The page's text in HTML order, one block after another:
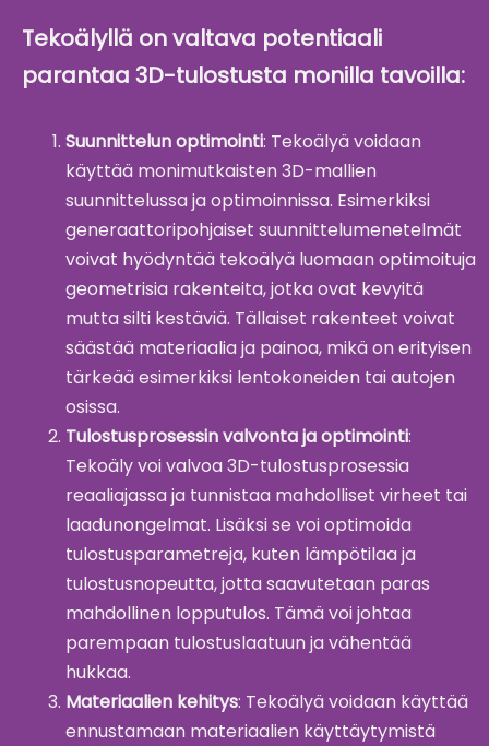
Tekoälyllä on valtava potentiaali
parantaa 3D-tulostusta monilla tavoilla:
Suunnittelun optimointi: Tekoälyä voidaan
käyttää monimutkaisten 3D-mallien
suunnittelussa ja optimoinnissa. Esimerkiksi
generaattoripohjaiset suunnittelumenetelmät
voivat hyödyntää tekoälyä luomaan optimoituja
geometrisia rakenteita, jotka ovat kevyitä
mutta silti kestäviä. Tällaiset rakenteet voivat
säästää materiaalia ja painoa, mikä on erityisen
tärkeää esimerkiksi lentokoneiden tai autojen
osissa.
Tulostusprosessin valvonta ja optimointi:
Tekoäly voi valvoa 3D-tulostusprosessia
reaaliajassa ja tunnistaa mahdolliset virheet tai
laadunongelmat. Lisäksi se voi optimoida
tulostusparametreja, kuten lämpötilaa ja
tulostusnopeutta, jotta saavutetaan paras
mahdollinen lopputulos. Tämä voi johtaa
parempaan tulostuslaatuun ja vähentää
hukkaa.
Materiaalien kehitys: Tekoälyä voidaan käyttää
ennustamaan materiaalien käyttäytymistä